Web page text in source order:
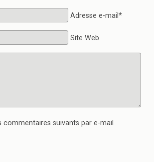
Adresse e-mail*
Site Web
commentaires suivants par e-mail